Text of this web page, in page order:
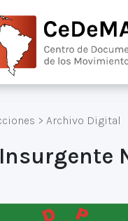
> Archivo Digital